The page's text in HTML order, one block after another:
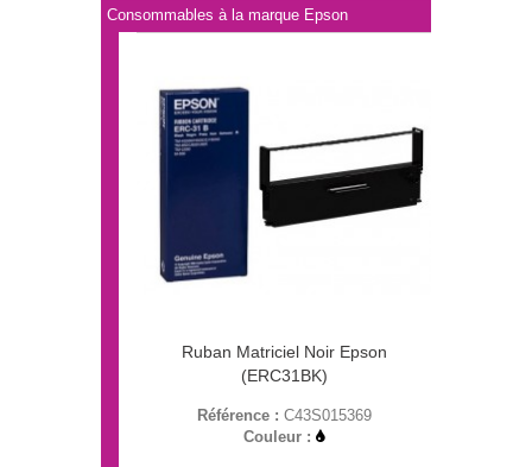
Consommables à la marque Epson
Ruban Matriciel Noir Epson
(ERC31BK)
Référence : C43S015369
Couleur :